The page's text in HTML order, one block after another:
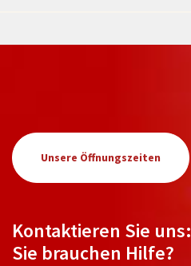
Unsere Öffnungszeiten
Kontaktieren Sie uns:
Sie brauchen Hilfe?